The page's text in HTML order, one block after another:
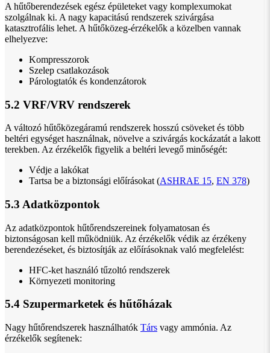
A hűtőberendezések egész épületeket vagy komplexumokat
szolgálnak ki. A nagy kapacitású rendszerek szivárgása
katasztrofális lehet. A hűtőközeg-érzékelők a közelben vannak
elhelyezve:
Kompresszorok
Szelep csatlakozások
Párologtatók és kondenzátorok
5.2 VRF/VRV rendszerek
A változó hűtőközegáramú rendszerek hosszú csöveket és több
beltéri egységet használnak, növelve a szivárgás kockázatát a lakott
terekben. Az érzékelők figyelik a beltéri levegő minőségét:
Védje a lakókat
Tartsa be a biztonsági előírásokat (ASHRAE 15, EN 378)
5.3 Adatközpontok
Az adatközpontok hűtőrendszereinek folyamatosan és
biztonságosan kell működniük. Az érzékelők védik az érzékeny
berendezéseket, és biztosítják az előírásoknak való megfelelést:
HFC-ket használó tűzoltó rendszerek
Környezeti monitoring
5.4 Szupermarketek és hűtőházak
Nagy hűtőrendszerek használhatók Társ vagy ammónia. Az
érzékelők segítenek: